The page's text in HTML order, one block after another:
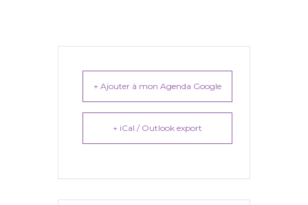
+ Ajouter à mon Agenda Google
+ iCal / Outlook export